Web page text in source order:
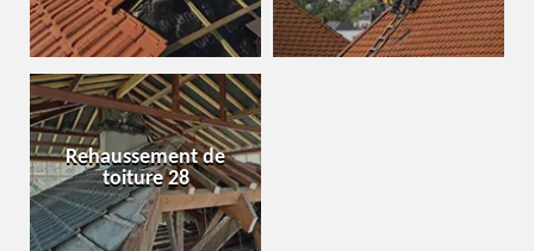
Rehaussement de
toiture 28